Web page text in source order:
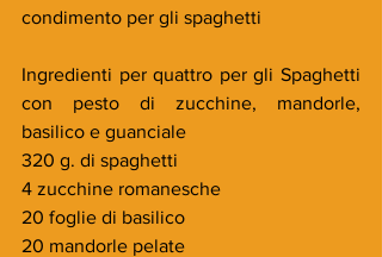
condimento per gli spaghetti
Ingredienti per quattro per gli Spaghetti
con pesto di zucchine, mandorle,
basilico e guanciale
320 g. di spaghetti
4 zucchine romanesche
20 foglie di basilico
20 mandorle pelate